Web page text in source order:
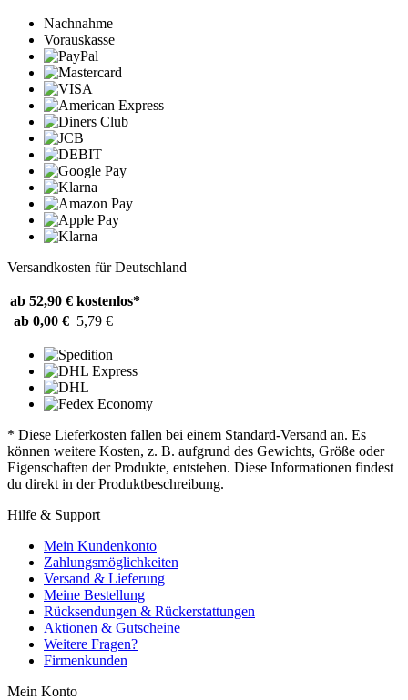
Nachnahme
Vorauskasse
Versandkosten für Deutschland
ab 52,90 € kostenlos*
ab 0,00 € 5,79 €
* Diese Lieferkosten fallen bei einem Standard-Versand an. Es
können weitere Kosten, z. B. aufgrund des Gewichts, Größe oder
Eigenschaften der Produkte, entstehen. Diese Informationen findest
du direkt in der Produktbeschreibung.
Hilfe & Support
Mein Kundenkonto
Zahlungsmöglichkeiten
Versand & Lieferung
Meine Bestellung
Rücksendungen & Rückerstattungen
Aktionen & Gutscheine
Weitere Fragen?
Firmenkunden
Mein Konto